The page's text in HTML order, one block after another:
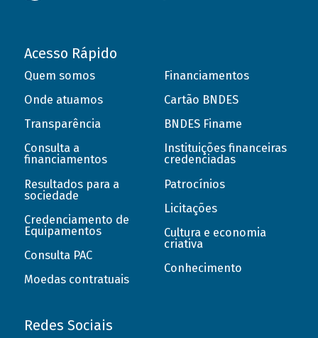
Acesso Rápido
Quem somos
Onde atuamos
Transparência
Consulta a
financiamentos
Resultados para a
sociedade
Credenciamento de
Equipamentos
Consulta PAC
Moedas contratuais
Financiamentos
Cartão BNDES
BNDES Finame
Instituições financeiras
credenciadas
Patrocínios
Licitações
Cultura e economia
criativa
Conhecimento
Redes Sociais